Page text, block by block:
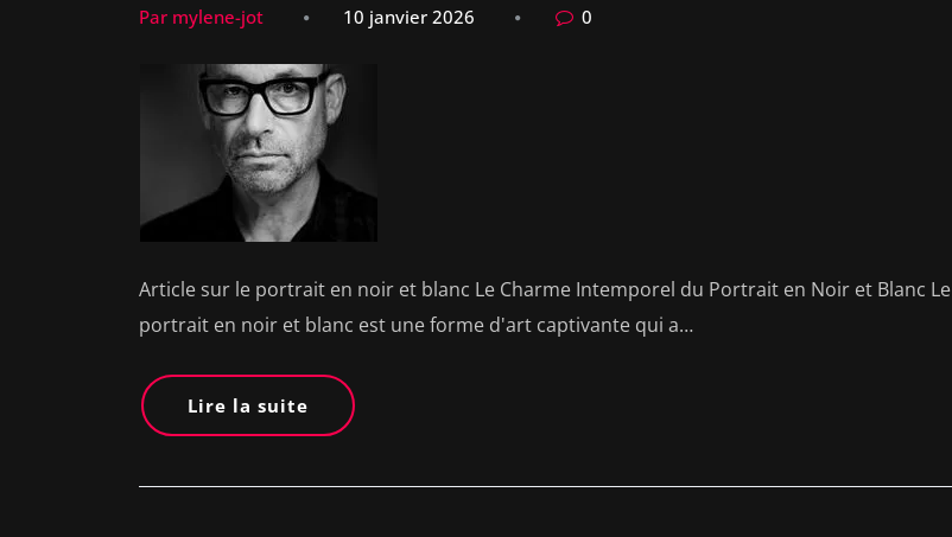
Par mylene-jot 10 janvier 2026 0
Article sur le portrait en noir et blanc Le Charme Intemporel du Portrait en Noir et Blanc Le
portrait en noir et blanc est une forme d'art captivante qui a…
Lire la suite